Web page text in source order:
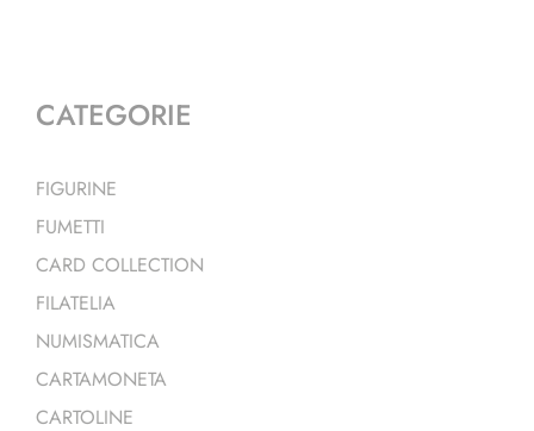
CATEGORIE
FIGURINE
FUMETTI
CARD COLLECTION
FILATELIA
NUMISMATICA
CARTAMONETA
CARTOLINE